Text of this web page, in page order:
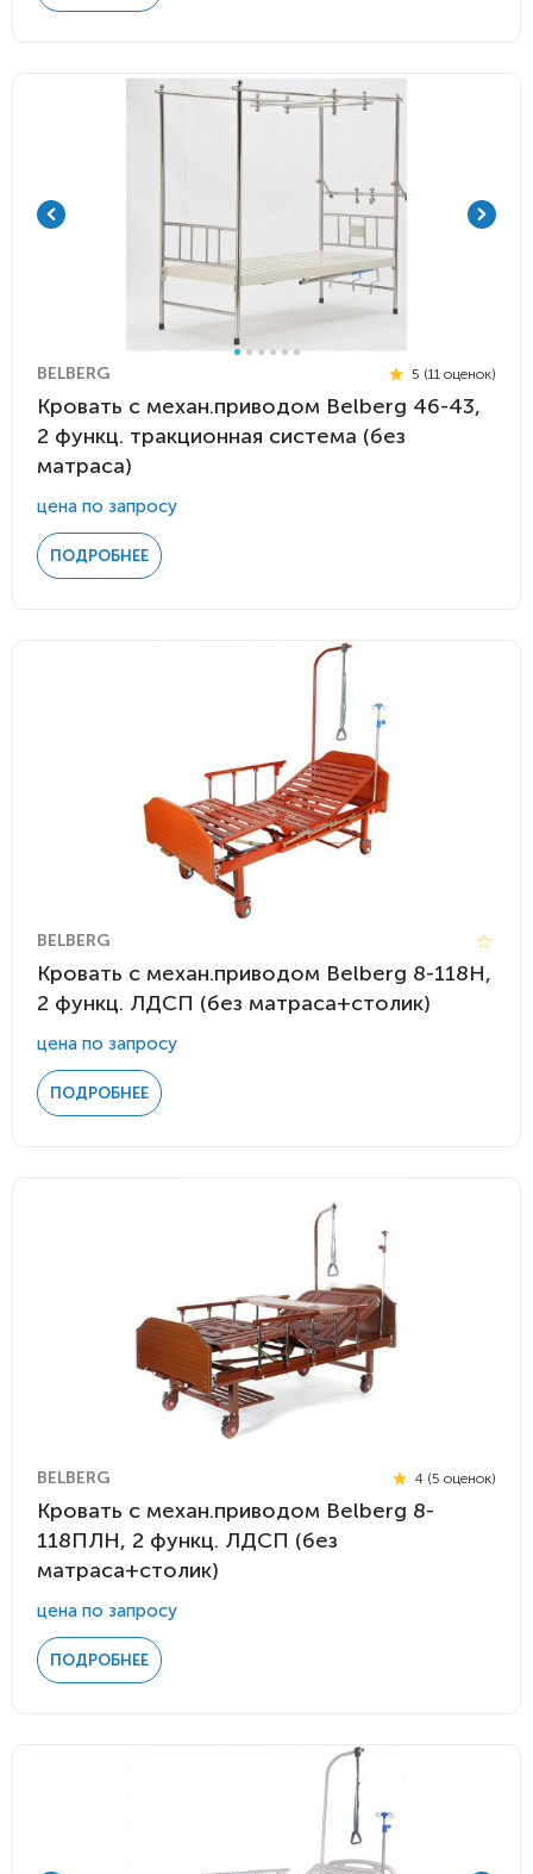
BELBERG 5 (11 оценок)
Кровать c механ.приводом Belberg 46-43,
2 функц. тракционная система (без
матраса)
цена по запросу
ПОДРОБНЕЕ
BELBERG
Кровать c механ.приводом Belberg 8-118H,
2 функц. ЛДСП (без матраса+столик)
цена по запросу
ПОДРОБНЕЕ
BELBERG 4 (5 оценок)
Кровать c механ.приводом Belberg 8-
118ПЛН, 2 функц. ЛДСП (без
матраса+столик)
цена по запросу
ПОДРОБНЕЕ